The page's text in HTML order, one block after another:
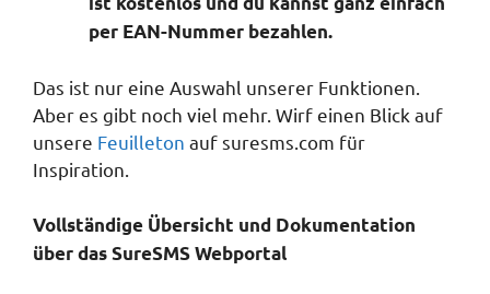
per EAN-Nummer bezahlen.
Das ist nur eine Auswahl unserer Funktionen.
Aber es gibt noch viel mehr. Wirf einen Blick auf
unsere Feuilleton auf suresms.com für
Inspiration.
Vollständige Übersicht und Dokumentation
über das SureSMS Webportal